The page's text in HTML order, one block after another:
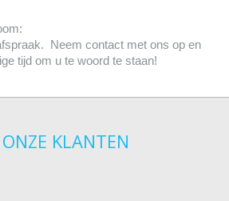
Neem contact met ons op en
tijd om u te woord te staan!
KLANTEN